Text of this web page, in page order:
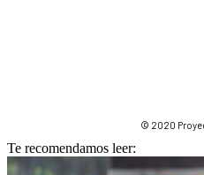
© 2020
Te recomendamos leer: